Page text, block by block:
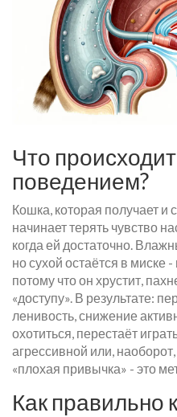
Что
поведением?
Кошка, которая получает и
начинает терять чувство
когда ей достаточно.
но сухой остаётся в миске
потому что он хрустит,
«доступу». В результате:
ленивость, снижение
охотиться, перестаёт
агрессивной или,
«плохая привычка» - это
Как правильно